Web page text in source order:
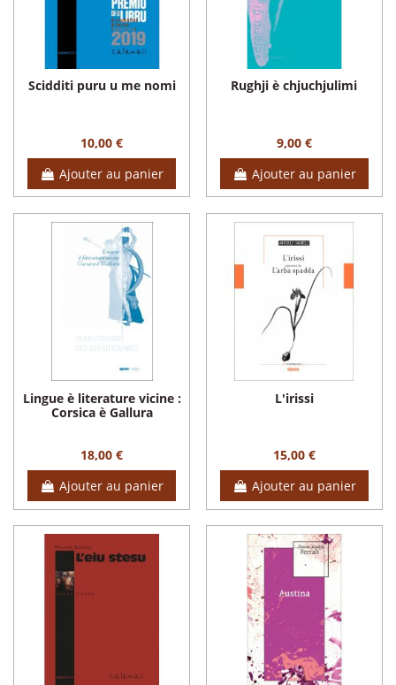
Scidditi puru u me nomi
10,00 €
Ajouter au panier
Rughji è chjuchjulimi
9,00 €
Ajouter au panier
Lingue è literature vicine :
Corsica è Gallura
18,00 €
Ajouter au panier
L'irissi
15,00 €
Ajouter au panier